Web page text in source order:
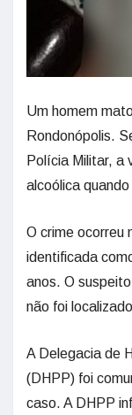
Um homem
Rondonópolis.
Polícia Militar, a
alcoólica
O crime ocorreu
identificada
anos. O
não foi
A Delegacia de
(DHPP) foi
caso. A DHPP